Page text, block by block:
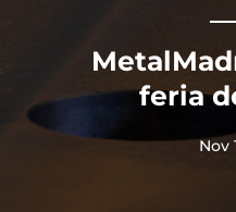
feria
Nov